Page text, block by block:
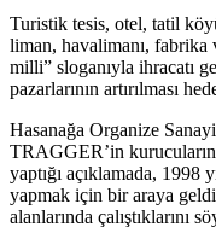
Turistik tesis, otel, tatil
liman, havalimanı, fabrika
milli” sloganıyla ihracatı
pazarlarının artırılması
Hasanağa Organize
TRAGGER’in
yaptığı açıklamada, 1998
yapmak için bir araya
alanlarında çalıştıklarını